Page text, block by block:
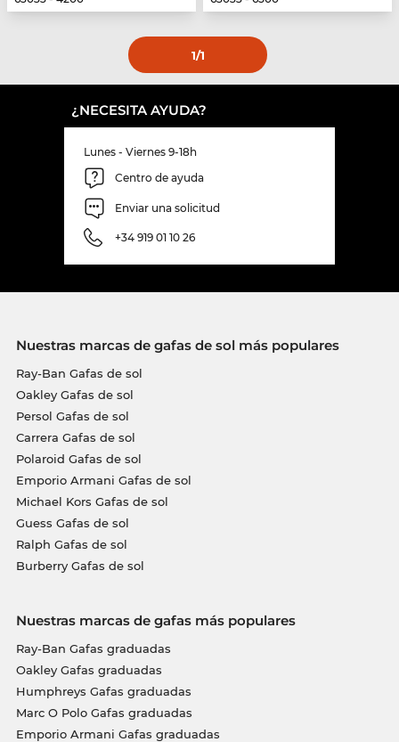
1/1
¿NECESITA AYUDA?
Lunes - Viernes 9-18h
Centro de ayuda
Enviar una solicitud
+34 919 01 10 26
Nuestras marcas de gafas de sol más populares
Ray-Ban Gafas de sol
Oakley Gafas de sol
Persol Gafas de sol
Carrera Gafas de sol
Polaroid Gafas de sol
Emporio Armani Gafas de sol
Michael Kors Gafas de sol
Guess Gafas de sol
Ralph Gafas de sol
Burberry Gafas de sol
Nuestras marcas de gafas más populares
Ray-Ban Gafas graduadas
Oakley Gafas graduadas
Humphreys Gafas graduadas
Marc O Polo Gafas graduadas
Emporio Armani Gafas graduadas